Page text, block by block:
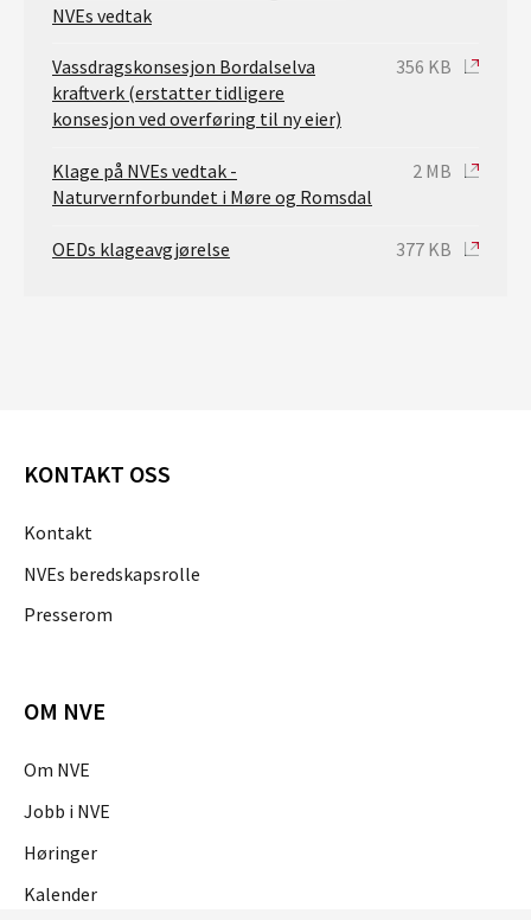
NVEs vedtak
Vassdragskonsesjon Bordalselva
kraftverk (erstatter tidligere
konsesjon ved overføring til ny eier)
356 KB
Klage på NVEs vedtak -
Naturvernforbundet i Møre og Romsdal
2 MB
OEDs klageavgjørelse 377 KB
KONTAKT OSS
Kontakt
NVEs beredskapsrolle
Presserom
OM NVE
Om NVE
Jobb i NVE
Høringer
Kalender